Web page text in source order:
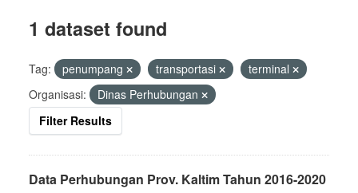
1 dataset found
Tag: penumpang transportasi
terminal
Organisasi:
Dinas Perhubungan
Filter Results
Data Perhubungan Prov. Kaltim Tahun 2016-2020